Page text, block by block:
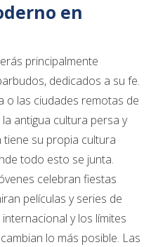
en
principalmente
dedicados a su fe.
o las ciudades remotas de
antigua cultura persa y
su propia cultura
todo esto se junta.
celebran fiestas
películas y series de
y los límites
lo más posible. Las